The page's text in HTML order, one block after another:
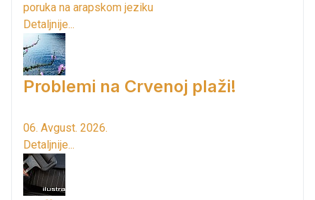
poruka na arapskom jeziku
Detaljnije...
Problemi na Crvenoj plaži!
06. Avgust. 2026.
Detaljnije...